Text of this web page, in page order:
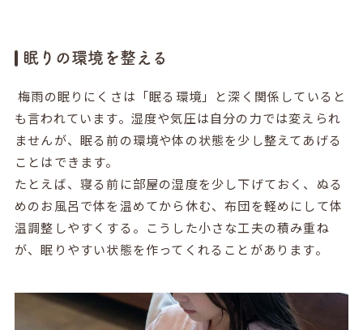
眠りの環境を整える
梅雨の眠りにくさは「眠る環境」と深く関係していると
も言われています。湿度や気圧は自分の力では変えられ
ませんが、眠る前の環境や体の状態を少し整えてあげる
ことはできます。
たとえば、寝る前に部屋の湿度を少し下げておく、ぬる
めのお風呂で体を温めてから休む、布団を軽めにして体
温調整しやすくする。こうした小さな工夫の積み重ね
が、眠りやすい状態を作ってくれることがあります。